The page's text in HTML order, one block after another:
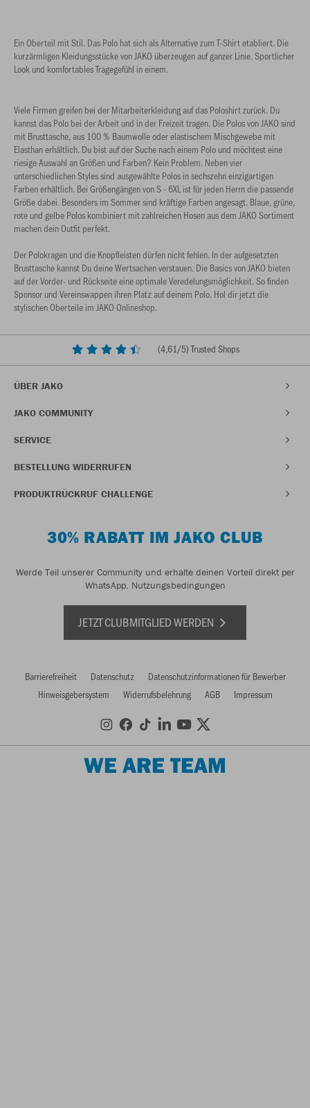
Ein Oberteil mit Stil. Das Polo hat sich als Alternative zum T-Shirt etabliert. Die
kurzärmligen Kleidungsstücke von JAKO überzeugen auf ganzer Linie. Sportlicher
Look und komfortables Tragegefühl in einem.
Viele Firmen greifen bei der Mitarbeiterkleidung auf das Poloshirt zurück. Du
kannst das Polo bei der Arbeit und in der Freizeit tragen. Die Polos von JAKO sind
mit Brusttasche, aus 100 % Baumwolle oder elastischem Mischgewebe mit
Elasthan erhältlich. Du bist auf der Suche nach einem Polo und möchtest eine
riesige Auswahl an Größen und Farben? Kein Problem. Neben vier
unterschiedlichen Styles sind ausgewählte Polos in sechszehn einzigartigen
Farben erhältlich. Bei Größengängen von S - 6XL ist für jeden Herrn die passende
Größe dabei. Besonders im Sommer sind kräftige Farben angesagt. Blaue, grüne,
rote und gelbe Polos kombiniert mit zahlreichen Hosen aus dem JAKO Sortiment
machen dein Outfit perfekt.
Der Polokragen und die Knopfleisten dürfen nicht fehlen. In der aufgesetzten
Brusttasche kannst Du deine Wertsachen verstauen. Die Basics von JAKO bieten
auf der Vorder- und Rückseite eine optimale Veredelungsmöglichkeit. So finden
Sponsor und Vereinswappen ihren Platz auf deinem Polo. Hol dir jetzt die
stylischen Oberteile im JAKO Onlineshop.
(4,61/5) Trusted Shops
ÜBER JAKO
JAKO COMMUNITY
SERVICE
BESTELLUNG WIDERRUFEN
PRODUKTRÜCKRUF CHALLENGE
30% RABATT IM JAKO CLUB
Werde Teil unserer Community und erhalte deinen Vorteil direkt per
WhatsApp. Nutzungsbedingungen
JETZT CLUBMITGLIED WERDEN
Barrierefreiheit Datenschutz
Datenschutzinformationen für Bewerber
Hinweisgebersystem
Widerrufsbelehrung AGB Impressum
WE ARE TEAM